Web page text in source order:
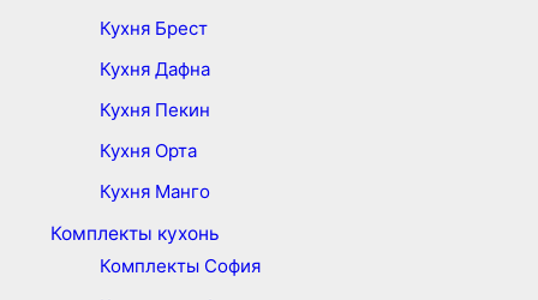
Кухня Брест
Кухня Дафна
Кухня Пекин
Кухня Орта
Кухня Манго
Комплекты кухонь
Комплекты София